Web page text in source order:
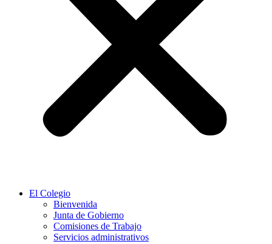
El Colegio
Bienvenida
Junta de Gobierno
Comisiones de Trabajo
Servicios administrativos